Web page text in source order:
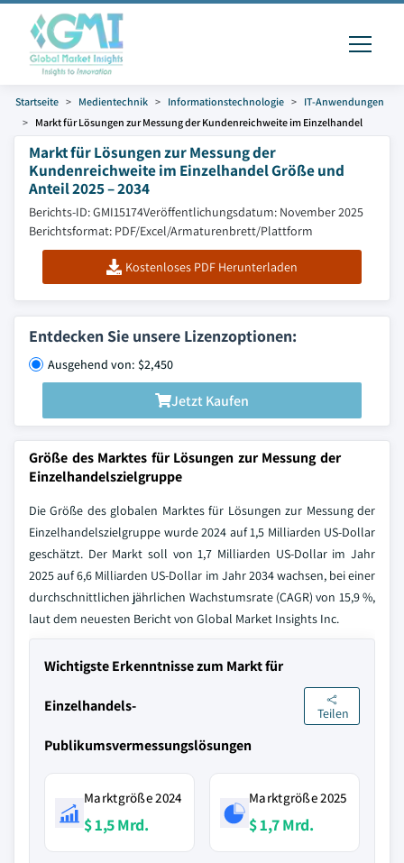
Startseite Medientechnik Informationstechnologie
IT-Anwendungen
Markt für Lösungen zur Messung der Kundenreichweite im Einzelhandel
Markt für Lösungen zur Messung der
Kundenreichweite im Einzelhandel Größe und
Anteil 2025 – 2034
Berichts-ID: GMI15174Veröffentlichungsdatum: November 2025
Berichtsformat: PDF/Excel/Armaturenbrett/Plattform
Kostenloses PDF Herunterladen
Entdecken Sie unsere Lizenzoptionen:
Ausgehend von: $2,450
Jetzt Kaufen
Größe des Marktes für Lösungen zur Messung der
Einzelhandelszielgruppe
Die Größe des globalen Marktes für Lösungen zur Messung der
Einzelhandelszielgruppe wurde 2024 auf 1,5 Milliarden US-Dollar
geschätzt. Der Markt soll von 1,7 Milliarden US-Dollar im Jahr
2025 auf 6,6 Milliarden US-Dollar im Jahr 2034 wachsen, bei einer
durchschnittlichen jährlichen Wachstumsrate (CAGR) von 15,9 %,
laut dem neuesten Bericht von Global Market Insights Inc.
Wichtigste Erkenntnisse zum Markt für
Einzelhandels-
Publikumsvermessungslösungen
Teilen
Marktgröße 2024
$ 1,5 Mrd.
Marktgröße 2025
$ 1,7 Mrd.